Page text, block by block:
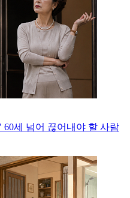
세 넘어 끊어내야 할 사람